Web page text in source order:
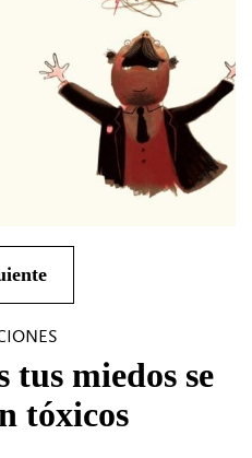
tus miedos se
tóxicos